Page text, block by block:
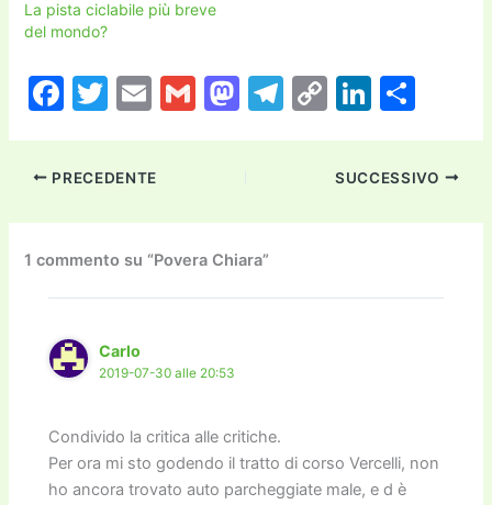
La pista ciclabile più breve
del mondo?
F
c
e
b
o
o
k
T
itt
er
E
ai
l
G
M
d
o
n
T
a
C
p
y
Li
k
Li
k
e
dI
n
di
vi
PRECEDENTE SUCCESSIVO
1 commento su “Povera Chiara”
Carlo
2019-07-30 alle 20:53
Condivido la critica alle critiche.
Per ora mi sto godendo il tratto di corso Vercelli, non
ho ancora trovato auto parcheggiate male, e d è